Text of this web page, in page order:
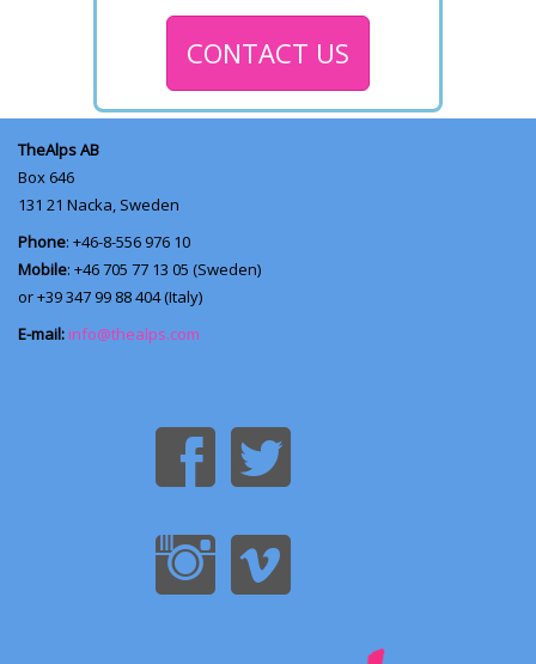
CONTACT US
TheAlps AB
Box 646
131 21 Nacka, Sweden
Phone: +46-8-556 976 10
Mobile: +46 705 77 13 05 (Sweden)
or +39 347 99 88 404 (Italy)
E-mail: info@thealps.com